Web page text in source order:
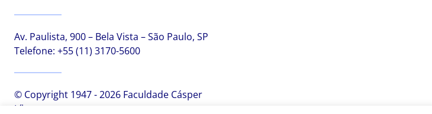
Av. Paulista, 900 – Bela Vista – São Paulo, SP
Telefone: +55 (11) 3170-5600
© Copyright 1947 - 2026 Faculdade Cásper
Líbero